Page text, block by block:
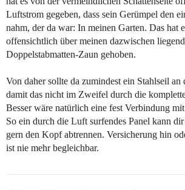
Luftstrom gegeben, dass sein Gerümpel den
nahm, der da war: In meinen Garten. Das hat
offensichtlich über meinen dazwischen
Doppelstabmatten-Zaun gehoben.
Von daher sollte da zumindest ein Stahlseil an
damit das nicht im Zweifel durch die
Besser wäre natürlich eine fest Verbindung
So ein durch die Luft surfendes Panel kann
gern den Kopf abtrennen. Versicherung hin
ist nie mehr begleichbar.